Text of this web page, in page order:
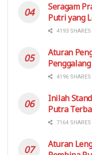
Seragam
Putri yang
4193 SHARES
Aturan
4196 SHARES
Inilah
Putra
7164 SHARES
Aturan